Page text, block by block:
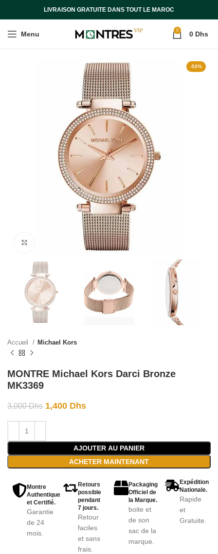
LIVRAISON GRATUITE DANS TOUT LE MAROC
Menu 0 0 Dhs
-53%
Accueil Michael Kors
MONTRE Michael Kors Darci Bronze
MK3369
3,000Dhs 1,400 Dhs
AJOUTER AU PANIER
ACHETER MAINTENANT
Montre
Authentique
et Certifié.
Garantie
de 24
mois.
Retours
possible
pendant
7 jours.
Retour
faciles
et sans
frais.
Packaging
Officiel de
la Marque.
boite et
de son
sac de la
marque.
Expédition
Nationale.
Rapide
et
Gratuite.